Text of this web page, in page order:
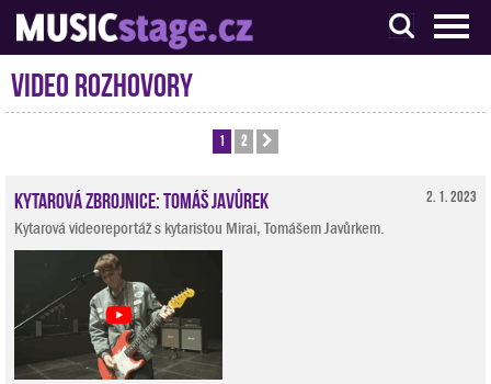
S muzikanty pro muzikanty
Video rozhovory
1 2
2. 1. 2023
Kytarová zbrojnice: Tomáš Javůrek
Kytarová videoreportáž s kytaristou Mirai, Tomášem Javůrkem.